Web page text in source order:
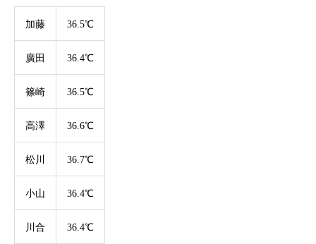
加藤 36.5℃
廣田 36.4℃
篠崎 36.5℃
高澤 36.6℃
松川 36.7℃
小山 36.4℃
川合 36.4℃